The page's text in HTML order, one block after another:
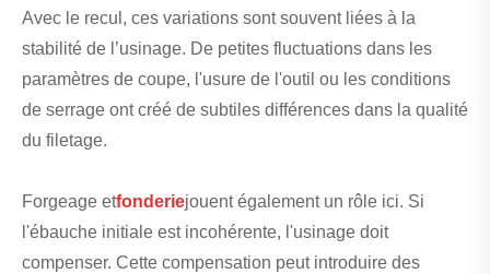
Avec le recul, ces variations sont souvent liées à la
stabilité de l’usinage. De petites fluctuations dans les
paramètres de coupe, l'usure de l'outil ou les conditions
de serrage ont créé de subtiles différences dans la qualité
du filetage.
Forgeage etfonderiejouent également un rôle ici. Si
l'ébauche initiale est incohérente, l'usinage doit
compenser. Cette compensation peut introduire des